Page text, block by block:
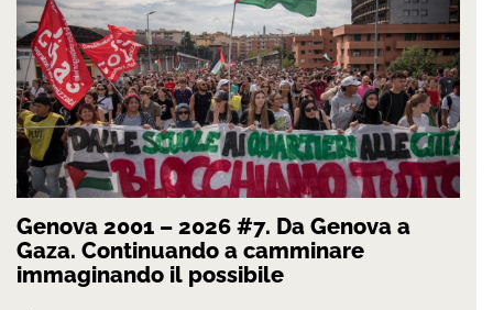
Genova 2001 – 2026 #7. Da Genova a
Gaza. Continuando a camminare
immaginando il possibile